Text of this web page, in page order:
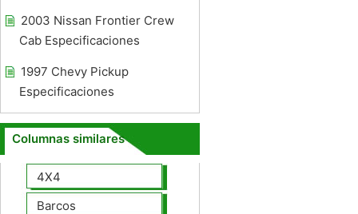
2003 Nissan Frontier Crew
Cab Especificaciones
1997 Chevy Pickup
Especificaciones
Columnas similares
4X4
Barcos